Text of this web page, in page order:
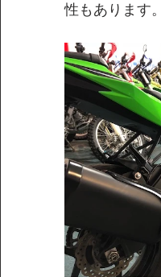
性もあります。